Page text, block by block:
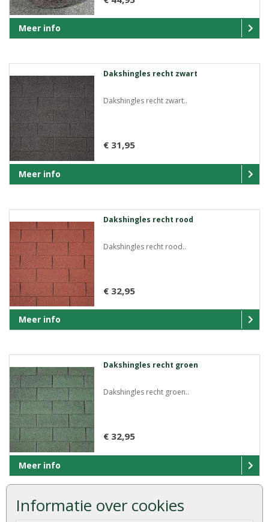
Informatie over cookies
Meer info
Dakshingles recht zwart
Dakshingles recht zwart..
€ 31,95
Meer info
Dakshingles recht rood
Dakshingles recht rood..
€ 32,95
Meer info
Dakshingles recht groen
Dakshingles recht groen..
€ 32,95
Meer info
Dakshingles recht blauw